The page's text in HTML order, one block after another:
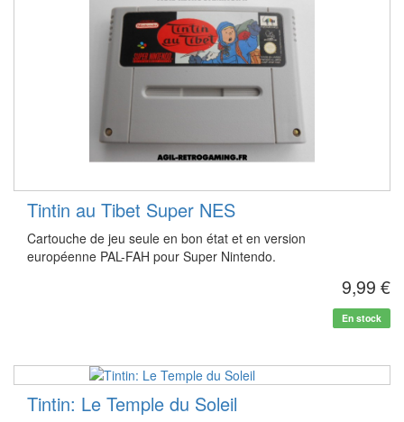
Tintin au Tibet Super NES
Cartouche de jeu seule en bon état et en version
européenne PAL-FAH pour Super Nintendo.
9,99 €
En stock
Tintin: Le Temple du Soleil